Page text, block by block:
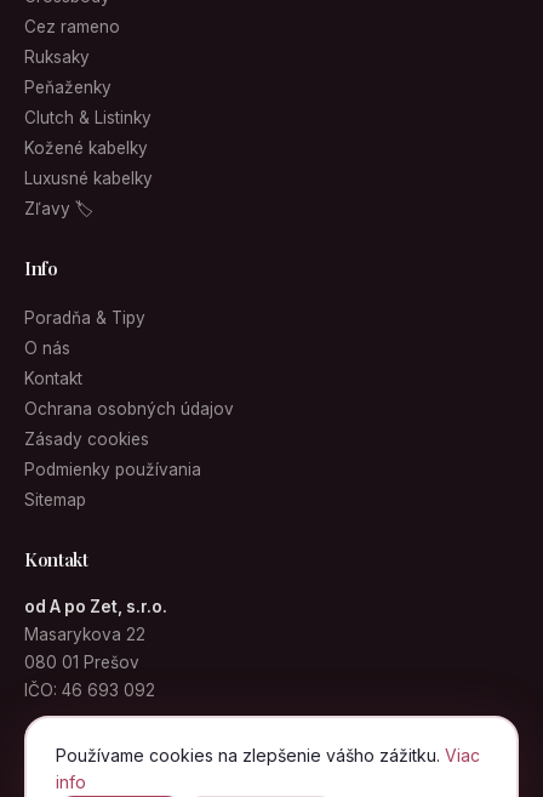
Používame cookies na zlepšenie vášho zážitku. Viac
info
Cez rameno
Ruksaky
Peňaženky
Clutch & Listinky
Kožené kabelky
Luxusné kabelky
Zľavy 🏷
Info
Poradňa & Tipy
O nás
Kontakt
Ochrana osobných údajov
Zásady cookies
Podmienky používania
Sitemap
Kontakt
od A po Zet, s.r.o.
Masarykova 22
080 01 Prešov
IČO: 46 693 092
info@kabelky.sk